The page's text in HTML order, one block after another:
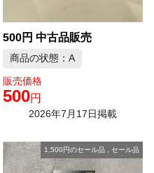
500円 中古品販売
商品の状態：A
販売価格
500円
2026年7月17日掲載
1,500円のセール品 セール品